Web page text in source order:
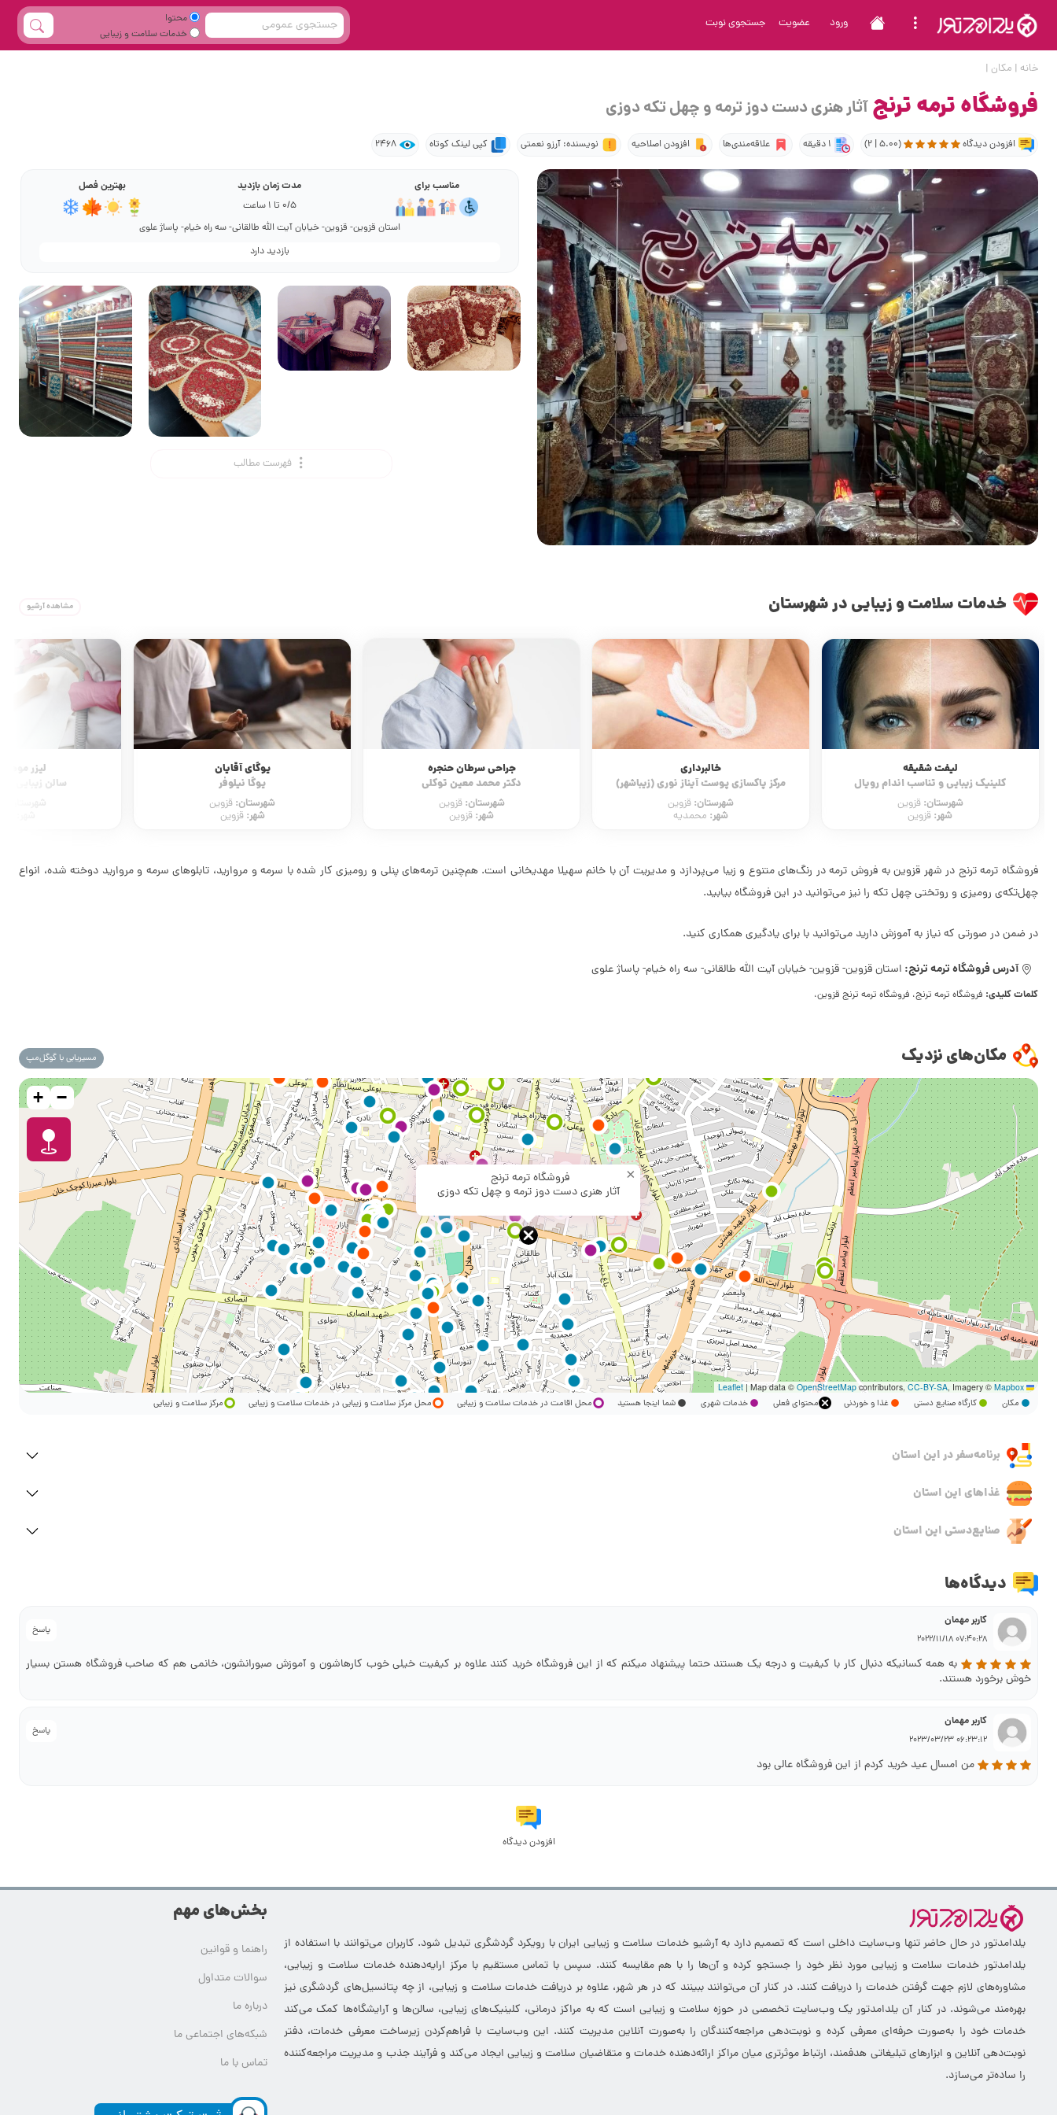
ورود عضویت جستجوی نوبت
محتوا
خدمات سلامت و زیبایی
خانه | مکان |
فروشگاه ترمه ترنجآثار هنری دست دوز ترمه و چهل تکه دوزی
افزودن دیدگاه (5.00 | 2) 1 دقیقه علاقه‌مندی‌ها افزودن اصلاحیه نویسنده: آرزو نعمتی کپی لینک کوتاه 2468
مناسب برای مدت زمان بازدید
0/5 تا 1 ساعت
بهترین فصل
استان قزوین- قزوین- خیابان آیت الله طالقانی- سه راه خیام- پاساژ علوی
بازدید دارد
فهرست مطالب
خدمات سلامت و زیبایی در شهرستان مشاهده آرشیو
لیفت شقیقه
کلینیک زیبایی و تناسب اندام رویال
شهرستان:قزوین
شهر: قزوین
خالبرداری
مرکز پاکسازی پوست آیناز نوری (زیباشهر)
شهرستان: قزوین
شهر: محمدیه
جراحی سرطان حنجره
دکتر محمد معین توکلی
شهرستان:قزوین
شهر: قزوین
یوگای آقایان
یوگا نیلوفر
شهرستان: قزوین
شهر:قزوین
لیزر
سالن زیبایی
فروشگاه ترمه ترنج در شهر قزوین به فروش ترمه در رنگ‌های متنوع و زیبا می‌پردازد و مدیریت آن با خانم سهیلا مهدیخانی است. هم‌چنین ترمه‌های پنلی و رومیزی کار شده با سرمه و مروارید، تابلوهای سرمه و مروارید دوخته شده، انواع
چهل‌تکه‌ی رومیزی و روتختی چهل تکه را نیز می‌توانید در این فروشگاه بیابید.
در ضمن در صورتی که نیاز به آموزش دارید می‌توانید با برای یادگیری همکاری کنید.
آدرس فروشگاه ترمه ترنج: استان قزوین- قزوین- خیابان آیت الله طالقانی- سه راه خیام- پاساژ علوی
کلمات کلیدی: فروشگاه ترمه ترنج، فروشگاه ترمه ترنج قزوین،
مکان‌های نزدیک مسیریابی با گوگل‌مپ
فروشگاه ترمه ترنج
آثار هنری دست دوز ترمه و چهل تکه دوزی
×
+ −
Leaflet
|Map data © OpenStreetMapcontributors, CC-BY-SA, Imagery © Mapbox
مکان کارگاه صنایع دستی غذا و خوردنی محتوای فعلی خدمات شهری شما اینجا هستید محل اقامت در خدمات سلامت و زیبایی محل مرکز سلامت و زیبایی در خدمات سلامت و زیبایی مرکز سلامت و زیبایی
برنامه‌سفر‌ در این استان
غذاهای این استان
صنایع‌دستی این استان
دیدگاه‌ها
پاسخ
کاربر مهمان
07:40:28 2022/11/18
به همه کسانیکه دنبال کار با کیفیت و درجه یک هستند حتما پیشنهاد میکنم که از این فروشگاه خرید کنند علاوه بر کیفیت خیلی خوب کارهاشون و آموزش صبورانشون، خانمی هم که صاحب فروشگاه هستن بسیار
خوش برخورد هستند.
پاسخ
کاربر مهمان
06:23:12 2023/03/23
من امسال عید خرید کردم از این فروشگاه عالی بود
افزودن دیدگاه
یلدامدتور در حال حاضر تنها وب‌سایت داخلی است که تصمیم دارد به آرشیو خدمات سلامت و زیبایی ایران با رویکرد گردشگری تبدیل شود. کاربران می‌توانند با استفاده از
یلدامدتور خدمات سلامت و زیبایی مورد نظر خود را جستجو کرده و آن‌ها را با هم مقایسه کنند. سپس با تماس مستقیم با مرکز ارایه‌دهنده خدمات سلامت و زیبایی،
مشاوره‌های لازم جهت گرفتن خدمات را دریافت کنند. در کنار آن می‌توانند ببینند که در هر شهر، علاوه بر دریافت خدمات سلامت و زیبایی، از چه پتانسیل‌های گردشگری نیز
بهره‌مند می‌شوند. در کنار آن یلدامدتور یک وب‌سایت تخصصی در حوزه سلامت و زیبایی است که به مراکز درمانی، کلینیک‌های زیبایی، سالن‌ها و آرایشگاه‌ها کمک می‌کند
خدمات خود را به‌صورت حرفه‌ای معرفی کرده و نوبت‌دهی مراجعه‌کنندگان را به‌صورت آنلاین مدیریت کنند. این وب‌سایت با فراهم‌کردن زیرساخت معرفی خدمات، دفتر
نوبت‌دهی آنلاین و ابزارهای تبلیغاتی هدفمند، ارتباط موثرتری میان مراکز ارائه‌دهنده خدمات و متقاضیان سلامت و زیبایی ایجاد می‌کند و فرآیند جذب و مدیریت مراجعه‌کننده
را ساده‌تر می‌سازد.
بخش‌های مهم
راهنما و قوانین
سوالات متداول
درباره ما
شبکه‌های اجتماعی ما
تماس با ما